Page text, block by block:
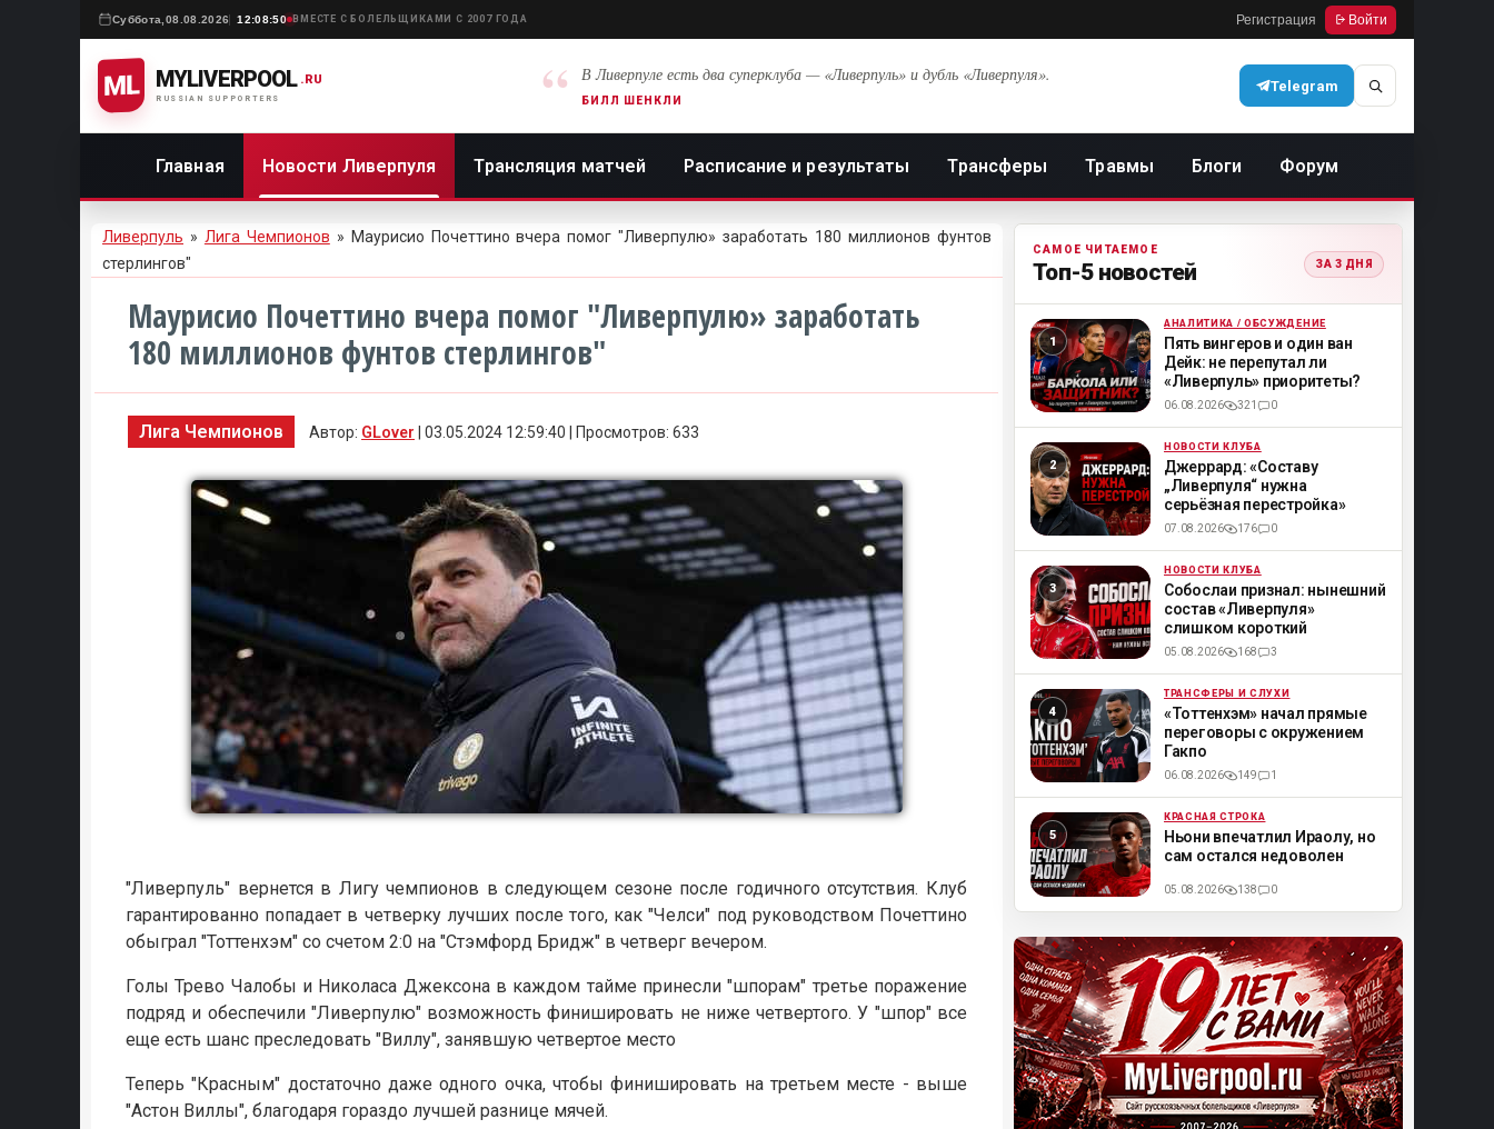
Суббота, 08.08.2026 12:08:50 ВМЕСТЕ С БОЛЕЛЬЩИКАМИ С 2007 ГОДА Регистрация Войти
ML MYLIVERPOOL
RUSSIAN SUPPORTERS
.RU “ В Ливерпуле есть два суперклуба — «Ливерпуль» и дубль «Ливерпуля».
БИЛЛ ШЕНКЛИ
Telegram
Главная Новости Ливерпуля Трансляция матчей Расписание и результаты Трансферы Травмы Блоги Форум
Ливерпуль » Лига Чемпионов » Маурисио Почеттино вчера помог "Ливерпулю» заработать 180 миллионов фунтов
стерлингов"
Маурисио Почеттино вчера помог "Ливерпулю» заработать
180 миллионов фунтов стерлингов"
Лига Чемпионов Автор: GLover | 03.05.2024 12:59:40 | Просмотров: 633
"Ливерпуль" вернется в Лигу чемпионов в следующем сезоне после годичного отсутствия. Клуб
гарантированно попадает в четверку лучших после того, как "Челси" под руководством Почеттино
обыграл "Тоттенхэм" со счетом 2:0 на "Стэмфорд Бридж" в четверг вечером.
Голы Трево Чалобы и Николаса Джексона в каждом тайме принесли "шпорам" третье поражение
подряд и обеспечили "Ливерпулю" возможность финишировать не ниже четвертого. У "шпор" все
еще есть шанс преследовать "Виллу", занявшую четвертое место
Теперь "Красным" достаточно даже одного очка, чтобы финишировать на третьем месте - выше
"Астон Виллы", благодаря гораздо лучшей разнице мячей.
САМОЕ ЧИТАЕМОЕ
Топ-5 новостей ЗА 3 ДНЯ
ML АНАЛИТИКА / ОБСУЖДЕНИЕ
Пять вингеров и один ван
Дейк: не перепутал ли
«Ливерпуль» приоритеты?
06.08.2026 321 0
ML НОВОСТИ КЛУБА
Джеррард: «Составу
„Ливерпуля“ нужна
серьёзная перестройка»
07.08.2026 176 0
ML НОВОСТИ КЛУБА
Собослаи признал: нынешний
состав «Ливерпуля»
слишком короткий
05.08.2026 168 3
ML ТРАНСФЕРЫ И СЛУХИ
«Тоттенхэм» начал прямые
переговоры с окружением
Гакпо
06.08.2026 149 1
ML КРАСНАЯ СТРОКА
Ньони впечатлил Ираолу, но
сам остался недоволен
05.08.2026 138 0